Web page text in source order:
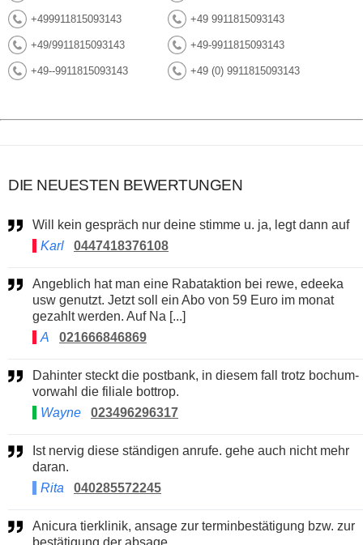
+499911815093143 +49 9911815093143
+49/9911815093143 +49-9911815093143
+49--9911815093143 +49 (0) 9911815093143
DIE NEUESTEN BEWERTUNGEN
Will kein gespräch nur deine stimme u. ja, legt dann auf
Karl
0447418376108
Angeblich hat man eine Rabataktion bei rewe, edeeka
usw genutzt. Jetzt soll ein Abo von 59 Euro im monat
gezahlt werden. Auf Na [...]
A
021666846869
Dahinter steckt die postbank, in diesem fall trotz bochum-
vorwahl die filiale bottrop.
Wayne
023496296317
daran.
Rita
040285572245
Anicura tierklinik, ansage zur terminbestätigung bzw. zur
bestätigung der absage